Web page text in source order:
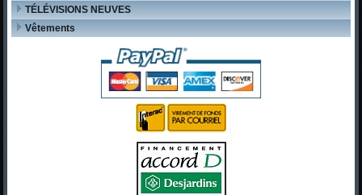
TÉLÉVISIONS NEUVES
Vêtements